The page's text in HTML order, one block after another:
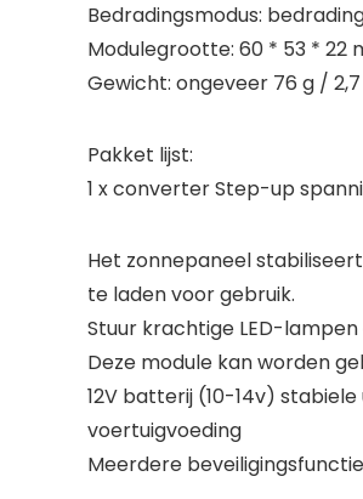
Bedradingsmodus:
Modulegrootte: 60 * 53 * 22
Gewicht: ongeveer 76 g / 2,7
Pakket lijst:
1 x converter Step-up
Het zonnepaneel
te laden voor gebruik.
Stuur krachtige LED-
Deze module kan worden
12V batterij (10-14v)
voertuigvoeding
Meerdere